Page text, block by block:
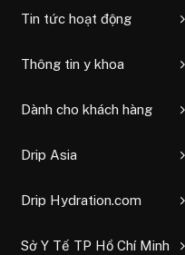
Tin tức hoạt động
Thông tin y khoa
Dành cho khách hàng
Drip Asia
Drip Hydration.com
Sở Y Tế TP Hồ Chí Minh